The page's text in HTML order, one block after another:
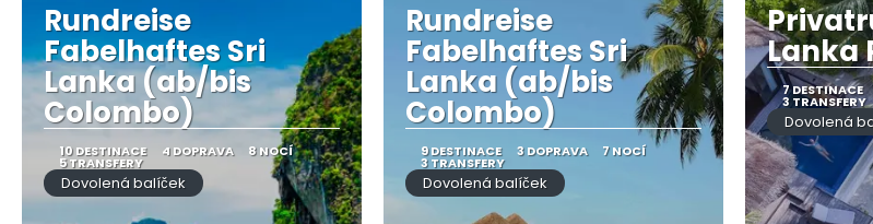
Rundreise
Fabelhaftes Sri
Lanka (ab/bis
Colombo)
10 DESTINACE 4 DOPRAVA 8 NOCÍ
5 TRANSFERY
Dovolená balíček
Rundreise
Fabelhaftes Sri
Lanka (ab/bis
Colombo)
9 DESTINACE 3 DOPRAVA 7 NOCÍ
3 TRANSFERY
Dovolená balíček
Lanka
7 DESTINACE
3 TRANSFERY
Dovolená